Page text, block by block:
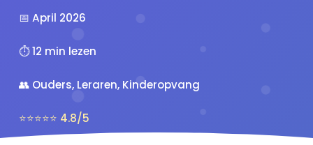
📅 April 2026
⏱️ 12 min lezen
👥 Ouders, Leraren, Kinderopvang
⭐⭐⭐⭐⭐ 4.8/5